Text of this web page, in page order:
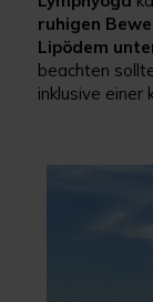
ruhigen
Lipödem
beachten
inklusive einer